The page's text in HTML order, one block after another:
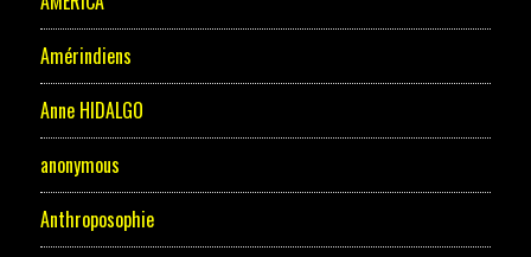
Amérindiens
Anne HIDALGO
anonymous
Anthroposophie